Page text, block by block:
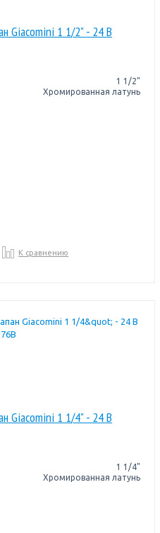
Giacomini 1 1/2" - 24 В
1 1/2"
Хромированная латунь
К сравнению
Giacomini 1 1/4" - 24 В
1 1/4"
Хромированная латунь